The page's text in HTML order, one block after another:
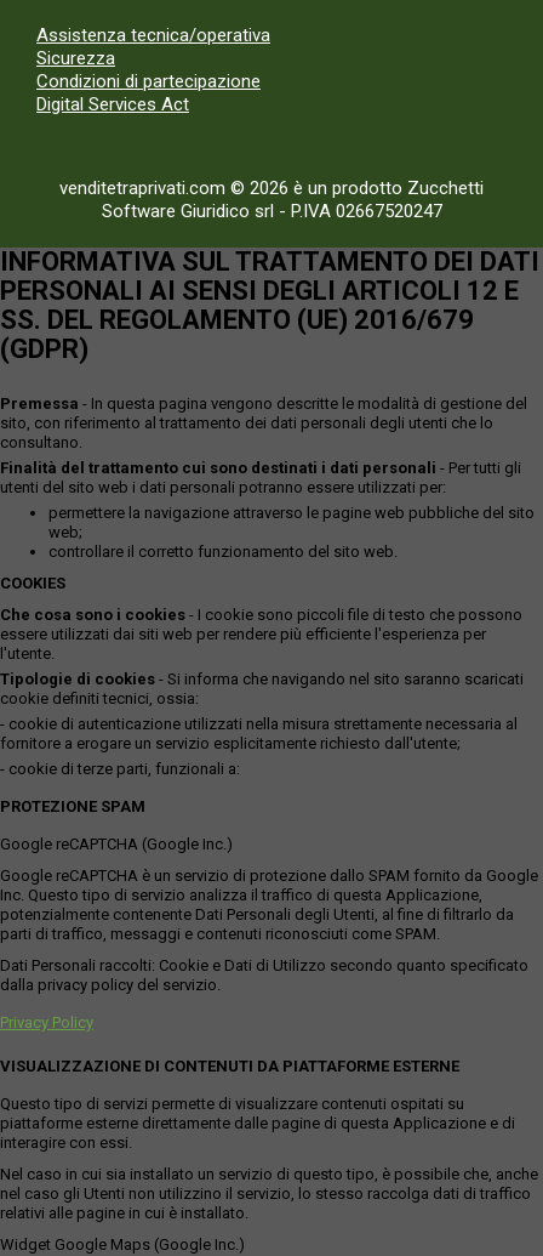
Assistenza tecnica/operativa
Sicurezza
Condizioni di partecipazione
Digital Services Act
venditetraprivati.com © 2026 è un prodotto Zucchetti
Software Giuridico srl - P.IVA 02667520247
INFORMATIVA SUL TRATTAMENTO DEI DATI
PERSONALI AI SENSI DEGLI ARTICOLI 12 E
SS. DEL REGOLAMENTO (UE) 2016/679
(GDPR)
Premessa - In questa pagina vengono descritte le modalità di gestione del
sito, con riferimento al trattamento dei dati personali degli utenti che lo
consultano.
Finalità del trattamento cui sono destinati i dati personali - Per tutti gli
utenti del sito web i dati personali potranno essere utilizzati per:
permettere la navigazione attraverso le pagine web pubbliche del sito
web;
controllare il corretto funzionamento del sito web.
COOKIES
Che cosa sono i cookies - I cookie sono piccoli file di testo che possono
essere utilizzati dai siti web per rendere più efficiente l'esperienza per
l'utente.
Tipologie di cookies - Si informa che navigando nel sito saranno scaricati
cookie definiti tecnici, ossia:
- cookie di autenticazione utilizzati nella misura strettamente necessaria al
fornitore a erogare un servizio esplicitamente richiesto dall'utente;
- cookie di terze parti, funzionali a:
PROTEZIONE SPAM
Google reCAPTCHA (Google Inc.)
Google reCAPTCHA è un servizio di protezione dallo SPAM fornito da Google
Inc. Questo tipo di servizio analizza il traffico di questa Applicazione,
potenzialmente contenente Dati Personali degli Utenti, al fine di filtrarlo da
parti di traffico, messaggi e contenuti riconosciuti come SPAM.
Dati Personali raccolti: Cookie e Dati di Utilizzo secondo quanto specificato
dalla privacy policy del servizio.
Privacy Policy
VISUALIZZAZIONE DI CONTENUTI DA PIATTAFORME ESTERNE
Questo tipo di servizi permette di visualizzare contenuti ospitati su
piattaforme esterne direttamente dalle pagine di questa Applicazione e di
interagire con essi.
Nel caso in cui sia installato un servizio di questo tipo, è possibile che, anche
nel caso gli Utenti non utilizzino il servizio, lo stesso raccolga dati di traffico
relativi alle pagine in cui è installato.
Widget Google Maps (Google Inc.)